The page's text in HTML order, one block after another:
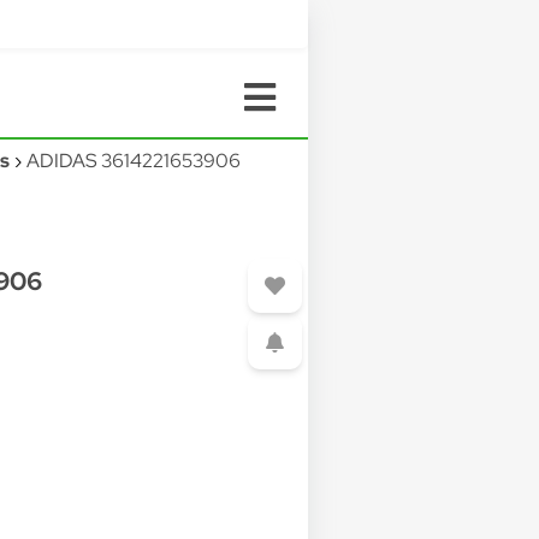
ADIDAS 3614221653906